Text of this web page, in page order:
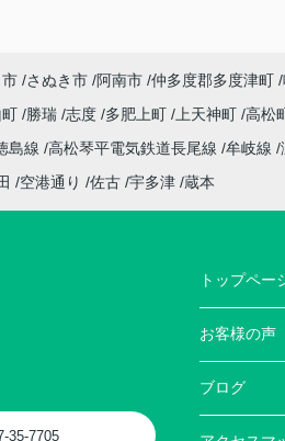
さぬき市 阿南市 仲多度郡多度津町
勝瑞 志度 多肥上町 上天神町 高松
島線 高松琴平電気鉄道長尾線 牟岐線
空港通り 佐古 宇多津 蔵本
35-7705
トップペー
お客様の声
ブログ